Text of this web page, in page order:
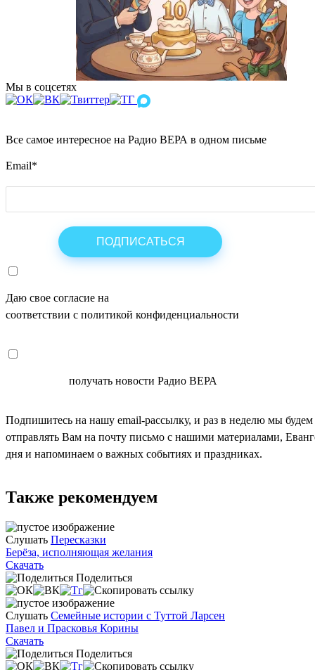
Мы в соцсетях
Все самое интересное на Радио ВЕРА в одном письме
Email*
Даю свое согласие на
соответствии с политикой конфиденциальности
получать новости Радио ВЕРА
Подпишитесь на нашу email-рассылку, и раз в неделю мы будем
отправлять Вам на почту письмо с нашими материалами,
дня и напоминаем о важных событиях и праздниках.
Также рекомендуем
Слушать Пересказки
Берёза, исполняющая желания
Скачать
Поделиться
Слушать Семейные истории с Туттой Ларсен
Павел и Прасковья Корины
Скачать
Поделиться